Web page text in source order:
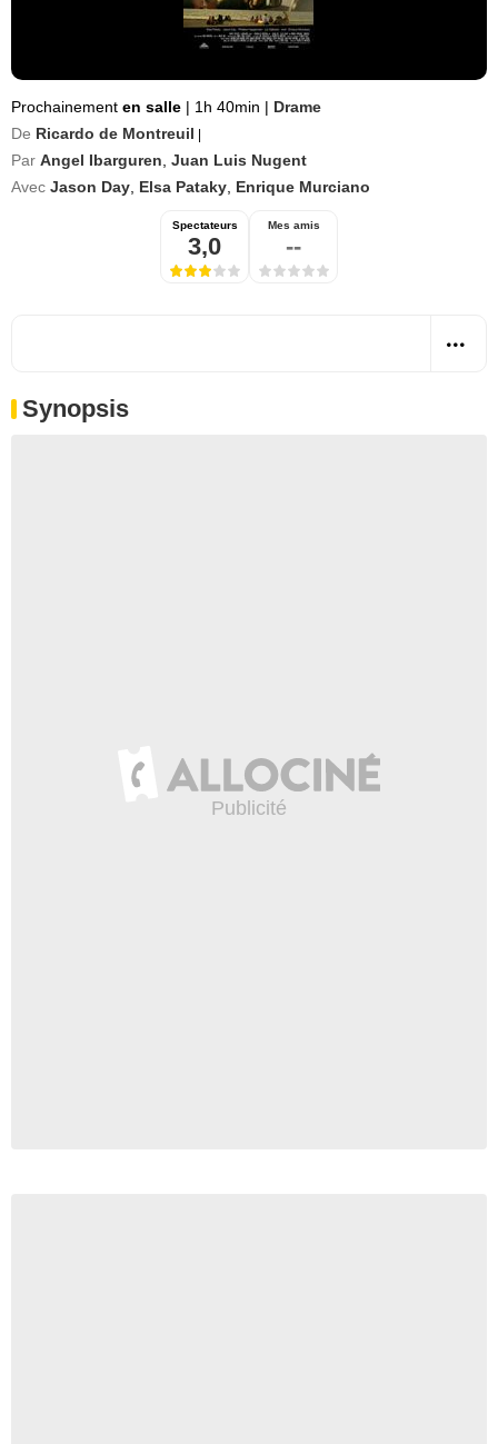
Prochainement en salle | 1h 40min | Drame
De Ricardo de Montreuil
Par Angel Ibarguren Juan Luis Nugent
Avec Jason Day Elsa Pataky Enrique Murciano
Spectateurs
3,0
Mes amis
--
Synopsis